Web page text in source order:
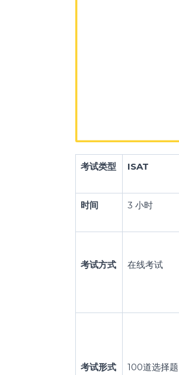
考试类型 ISAT
时间 3 小时
考试方式 在线考试
考试形式 100道选择题